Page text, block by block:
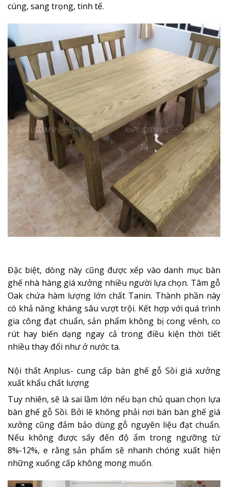
cúng, sang trọng, tinh tế.
Đặc biệt, dòng này cũng được xếp vào danh mục bàn
ghế nhà hàng giá xưởng nhiều người lựa chọn. Tâm gỗ
Oak chứa hàm lượng lớn chất Tanin. Thành phần này
có khả năng kháng sâu vượt trội. Kết hợp với quá trình
gia công đạt chuẩn, sản phẩm không bị cong vênh, co
rút hay biến dạng ngay cả trong điều kiện thời tiết
nhiều thay đổi như ở nước ta.
Nội thất Anplus- cung cấp bàn ghế gỗ Sồi giá xưởng
xuất khẩu chất lượng
Tuy nhiên, sẽ là sai lầm lớn nếu bạn chủ quan chọn lựa
bàn ghế gỗ Sồi. Bởi lẽ không phải nơi bán bàn ghế giá
xưởng cũng đảm bảo dùng gỗ nguyên liệu đạt chuẩn.
Nếu không được sấy đến độ ẩm trong ngưỡng từ
8%-12%, e rằng sản phẩm sẽ nhanh chóng xuất hiện
những xuống cấp không mong muốn.